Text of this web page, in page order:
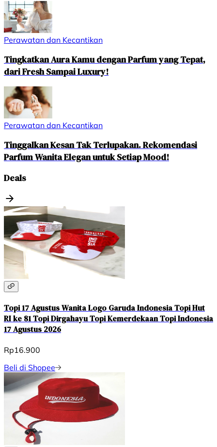
Perawatan dan Kecantikan
Tingkatkan Aura Kamu dengan Parfum yang Tepat,
dari Fresh Sampai Luxury!
Perawatan dan Kecantikan
Tinggalkan Kesan Tak Terlupakan. Rekomendasi
Parfum Wanita Elegan untuk Setiap Mood!
Deals
Topi 17 Agustus Wanita Logo Garuda Indonesia Topi Hut
RI ke 81 Topi Dirgahayu Topi Kemerdekaan Topi Indonesia
17 Agustus 2026
Rp16.900
Beli di Shopee